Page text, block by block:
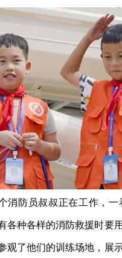
消防员叔叔正在工作，
各种各样的消防救援时要
观了他们的训练场地，展